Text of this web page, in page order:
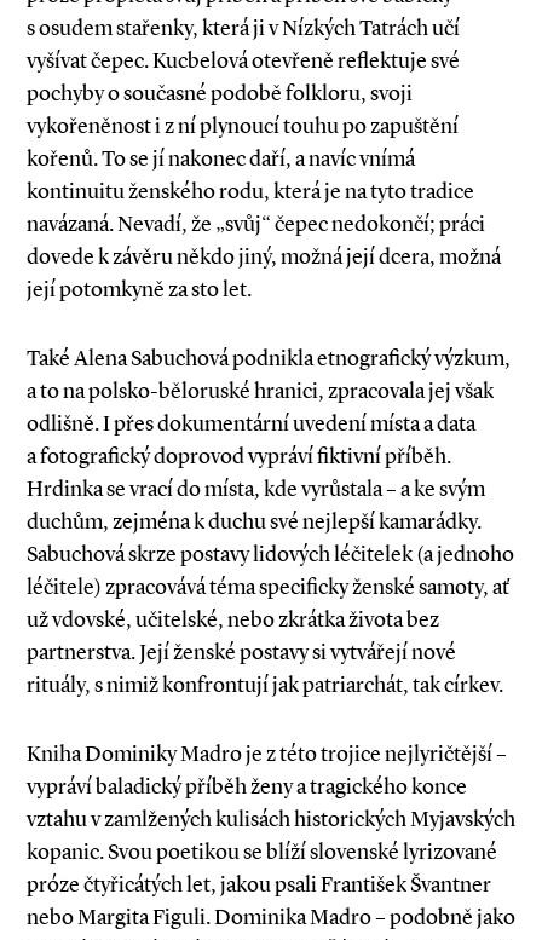
s osudem stařenky, která ji v Nízkých Tatrách učí
vyšívat čepec. Kucbelová otevřeně reflektuje své
pochyby o současné podobě folkloru, svoji
vykořeněnost i z ní plynoucí touhu po zapuštění
kořenů. To se jí nakonec daří, a navíc vnímá
kontinuitu ženského rodu, která je na tyto tradice
navázaná. Nevadí, že „svůj“ čepec nedokončí; práci
dovede k závěru někdo jiný, možná její dcera, možná
její potomkyně za sto let.
Také Alena Sabuchová podnikla etnografický výzkum,
a to na polsko­-běloruské hranici, zpracovala jej však
odlišně. I přes dokumentární uvedení místa a data
a fotografický doprovod vypráví fiktivní příběh.
Hrdinka se vrací do místa, kde vyrůstala – a ke svým
duchům, zejména k duchu své nejlepší kamarádky.
Sabuchová skrze postavy lidových léčitelek (a jednoho
léčitele) zpracovává téma specificky ženské samoty, ať
už vdovské, učitelské, nebo zkrátka života bez
partnerstva. Její ženské postavy si vytvářejí nové
rituály, s nimiž konfrontují jak patriarchát, tak církev.
Kniha Dominiky Madro je z této trojice nejlyričtější –
vypráví baladický příběh ženy a tragického konce
vztahu v zamlžených kulisách historických Myjavských
kopanic. Svou poetikou se blíží slovenské lyrizované
próze čtyřicátých let, jakou psali František Švantner
nebo Margita Figuli. Dominika Madro – podobně jako